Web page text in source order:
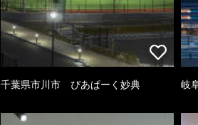
千葉県市川市 ぴあぱーく妙典 岐